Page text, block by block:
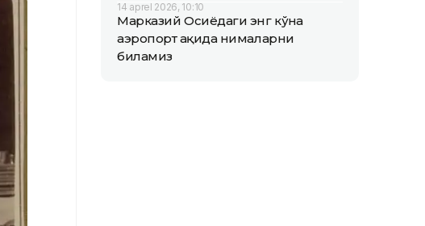
14 aprel 2026, 10:10
Марказий Осиёдаги энг кўҳна
аэропорт ҳақида нималарни
биламиз